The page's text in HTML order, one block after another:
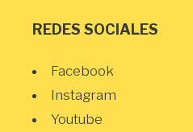
REDES SOCIALES
Facebook
Instagram
Youtube